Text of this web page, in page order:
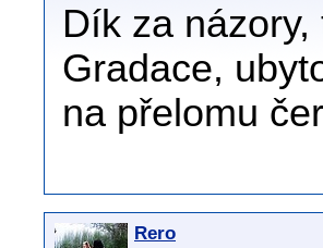
Dík za
Gradace,
na přelomu
Rero